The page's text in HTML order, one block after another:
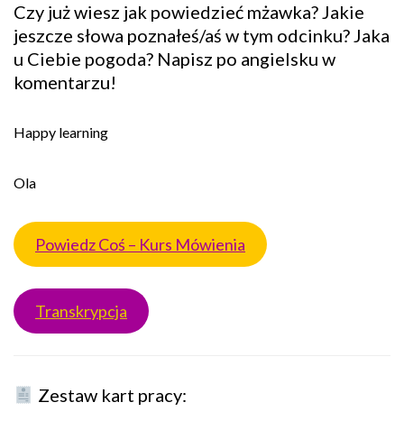
Czy już wiesz jak powiedzieć mżawka? Jakie
jeszcze słowa poznałeś/aś w tym odcinku? Jaka
u Ciebie pogoda? Napisz po angielsku w
komentarzu!
Happy learning
Ola
Powiedz Coś – Kurs Mówienia
Transkrypcja
Zestaw kart pracy: